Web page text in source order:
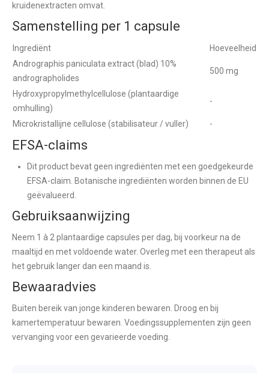
kruidenextracten omvat.
Samenstelling per 1 capsule
Ingrediënt
Hoeveelheid
Andrographis paniculata extract (blad) 10%
andrographolides
500 mg
Hydroxypropylmethylcellulose (plantaardige
omhulling)
-
Microkristallijne cellulose (stabilisateur / vuller) -
EFSA-claims
Dit product bevat geen ingrediënten met een goedgekeurde
EFSA-claim. Botanische ingrediënten worden binnen de EU
geëvalueerd.
Gebruiksaanwijzing
Neem 1 à 2 plantaardige capsules per dag, bij voorkeur na de
maaltijd en met voldoende water. Overleg met een therapeut als
het gebruik langer dan een maand is.
Bewaaradvies
Buiten bereik van jonge kinderen bewaren. Droog en bij
kamertemperatuur bewaren. Voedingssupplementen zijn geen
vervanging voor een gevarieerde voeding.